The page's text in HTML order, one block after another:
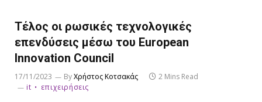
Τέλος οι ρωσικές τεχνολογικές
επενδύσεις μέσω του European
Innovation Council
17/11/2023 ByΧρήστος Κοτσακάς
2 Mins Read
it
επιχειρήσεις